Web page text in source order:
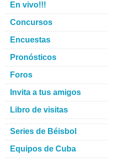
En vivo!!!
Concursos
Encuestas
Pronósticos
Foros
Invita a tus amigos
Libro de visitas
Series de Béisbol
Equipos de Cuba